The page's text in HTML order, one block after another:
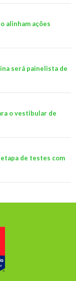
alinham ações
será painelista de
o vestibular de
de testes com